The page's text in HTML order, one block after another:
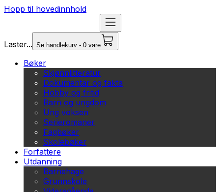
Hopp til hovedinnhold
Laster... Se handlekurv - 0 vare
Bøker
Skjønnlitteratur
Dokumentar og fakta
Hobby og fritid
Barn og ungdom
Ung voksen
Serieromaner
Fagbøker
Skolebøker
Forfattere
Utdanning
Barnehage
Grunnskole